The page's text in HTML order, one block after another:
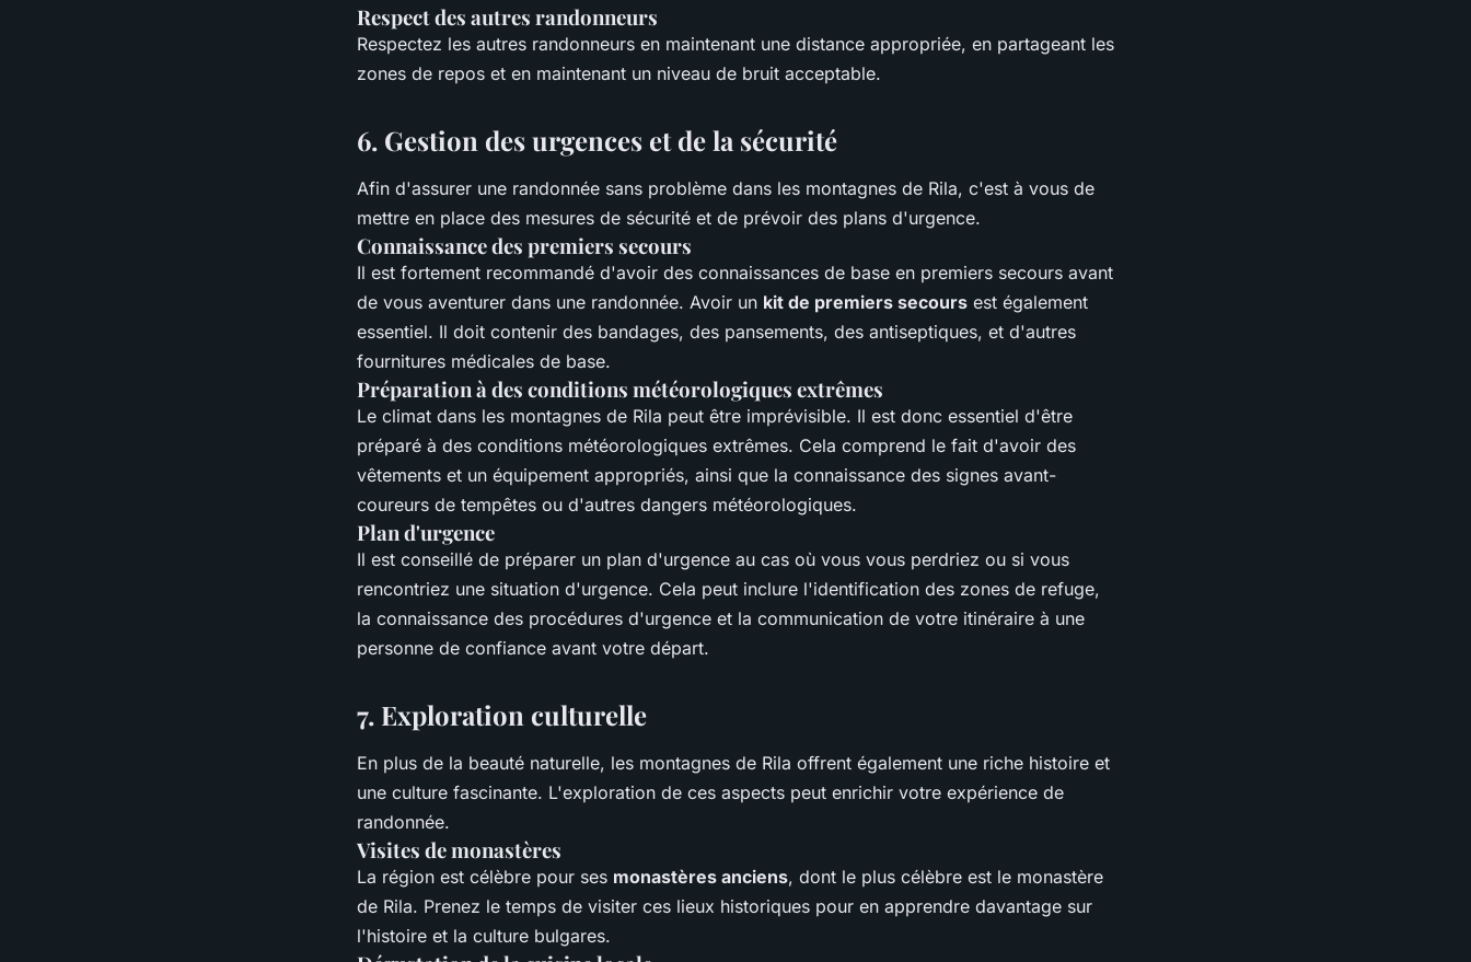
Respect des autres randonneurs
Respectez les autres randonneurs en maintenant une distance appropriée, en partageant les
zones de repos et en maintenant un niveau de bruit acceptable.
6. Gestion des urgences et de la sécurité
Afin d'assurer une randonnée sans problème dans les montagnes de Rila, c'est à vous de
mettre en place des mesures de sécurité et de prévoir des plans d'urgence.
Connaissance des premiers secours
Il est fortement recommandé d'avoir des connaissances de base en premiers secours avant
de vous aventurer dans une randonnée. Avoir un kit de premiers secours est également
essentiel. Il doit contenir des bandages, des pansements, des antiseptiques, et d'autres
fournitures médicales de base.
Préparation à des conditions météorologiques extrêmes
Le climat dans les montagnes de Rila peut être imprévisible. Il est donc essentiel d'être
préparé à des conditions météorologiques extrêmes. Cela comprend le fait d'avoir des
vêtements et un équipement appropriés, ainsi que la connaissance des signes avant-
coureurs de tempêtes ou d'autres dangers météorologiques.
Plan d'urgence
Il est conseillé de préparer un plan d'urgence au cas où vous vous perdriez ou si vous
rencontriez une situation d'urgence. Cela peut inclure l'identification des zones de refuge,
la connaissance des procédures d'urgence et la communication de votre itinéraire à une
personne de confiance avant votre départ.
7. Exploration culturelle
En plus de la beauté naturelle, les montagnes de Rila offrent également une riche histoire et
une culture fascinante. L'exploration de ces aspects peut enrichir votre expérience de
randonnée.
Visites de monastères
La région est célèbre pour ses monastères anciens, dont le plus célèbre est le monastère
de Rila. Prenez le temps de visiter ces lieux historiques pour en apprendre davantage sur
l'histoire et la culture bulgares.